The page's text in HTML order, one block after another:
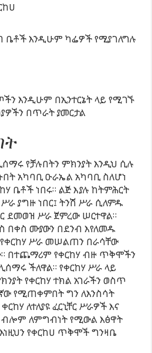
ቤቶች እንዲሁም ካፌዎች የሚያገለግሉ
እንዲሁም በኢንተርኔት ላይ የሚገኙ
በጥራት ያመርታል
የቻሉበትን ምክንያት እንዲህ ሲሉ
አካባቢ ዑራኤል አካባቢ ስለሆነ
ቤቶች ነበሩ። ልጅ እያሉ ከትምሕርት
ያግዙ ነበር፤ ትንሽ ሥራ ሲለምዱ
ደመወዝ ሥራ ጀምረው ሠርተዋል።
በቀስ ሙያውን በደንብ እየለመዱ
ሥራ መሠልጠን በራሳቸው
በተጨማሪም የቀርከሃ ብዙ ጥቅሞችን
ችለዋል። የቀርከሃ ሥራ ላይ
የቀርከሃ ተክል አገራችን ወስጥ
የሚጠቀምበት ግን ለእንስሳት
ለተለያዩ ፈርኒቸር ሥራዎች እና
ብሎም ለምግብነት የሚውል እፅዋት
የቀርከሀ ጥቅሞች ግንዛቤ